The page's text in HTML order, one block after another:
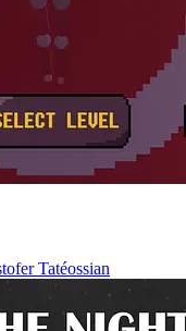
Tatéossian